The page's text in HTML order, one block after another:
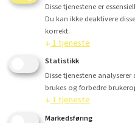
Disse tjenestene er
Du kan ikke deaktivere
korrekt.
↓ 1 tjeneste
Statistikk
Disse tjenestene
brukes og forbedre
↓ 1tjeneste
Markedsføring